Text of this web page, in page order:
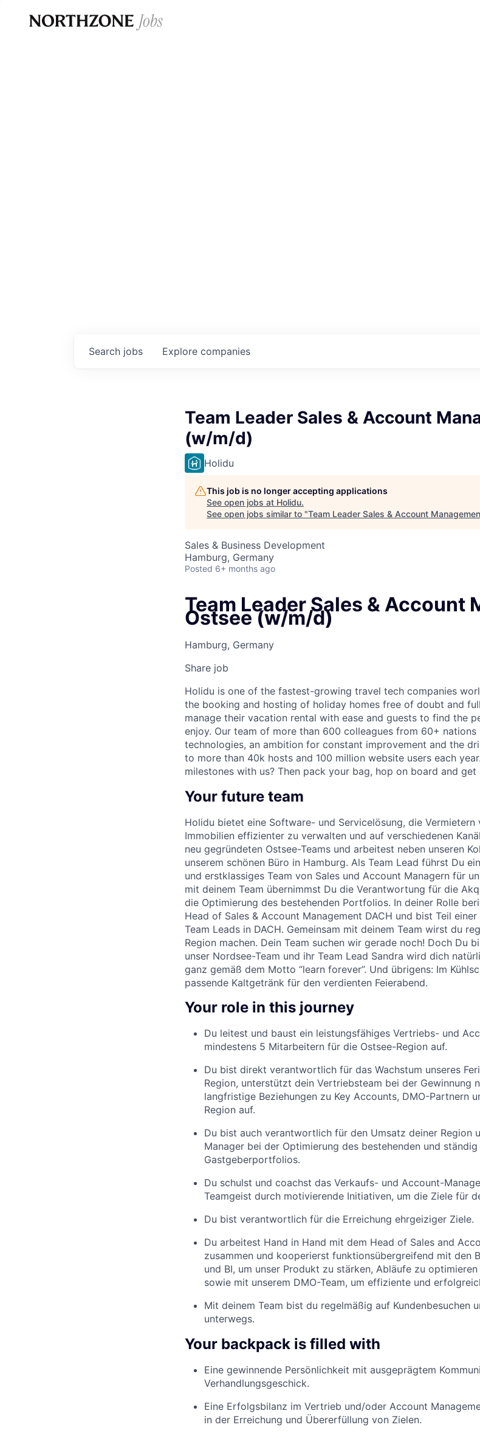
Search jobs Explore companies
Team Leader Sales & Account
(w/m/d)
Holidu
This job is no longer accepting applications
See open jobs at Holidu.
See open jobs similar to "Team Leader Sales & Account
Sales & Business Development
Hamburg, Germany
Posted 6+ months ago
Team Leader Sales & Account
Ostsee (w/m/d)
Hamburg, Germany
Share job
Holidu is one of the fastest-growing travel tech companies
the booking and hosting of holiday homes free of doubt and
manage their vacation rental with ease and guests to find the
enjoy. Our team of more than 600 colleagues from 60+
technologies, an ambition for constant improvement and the
to more than 40k hosts and 100 million website users each
milestones with us? Then pack your bag, hop on board and
Your future team
Holidu bietet eine Software- und Servicelösung, die
Immobilien effizienter zu verwalten und auf verschiedenen
neu gegründeten Ostsee-Teams und arbeitest neben unseren
unserem schönen Büro in Hamburg. Als Team Lead führst Du
und erstklassiges Team von Sales und Account Managern für
mit deinem Team übernimmst Du die Verantwortung für die
die Optimierung des bestehenden Portfolios. In deiner Rolle
Head of Sales & Account Management DACH und bist Teil
Team Leads in DACH. Gemeinsam mit deinem Team wirst du
Region machen. Dein Team suchen wir gerade noch! Doch Du
unser Nordsee-Team und ihr Team Lead Sandra wird dich
ganz gemäß dem Motto “learn forever”. Und übrigens: Im
passende Kaltgetränk für den verdienten Feierabend.
Your role in this journey
Du leitest und baust ein leistungsfähiges Vertriebs- und
mindestens 5 Mitarbeitern für die Ostsee-Region auf.
Du bist direkt verantwortlich für das Wachstum unseres
Region, unterstützt dein Vertriebsteam bei der Gewinnung
langfristige Beziehungen zu Key Accounts, DMO-Partnern
Region auf.
Du bist auch verantwortlich für den Umsatz deiner Region
Manager bei der Optimierung des bestehenden und
Gastgeberportfolios.
Du schulst und coachst das Verkaufs- und Account-
Teamgeist durch motivierende Initiativen, um die Ziele für
Du bist verantwortlich für die Erreichung ehrgeiziger Ziele.
Du arbeitest Hand in Hand mit dem Head of Sales and
zusammen und kooperierst funktionsübergreifend mit den
und BI, um unser Produkt zu stärken, Abläufe zu
sowie mit unserem DMO-Team, um effiziente und
Mit deinem Team bist du regelmäßig auf Kundenbesuchen
unterwegs.
Your backpack is filled with
Eine gewinnende Persönlichkeit mit ausgeprägtem
Verhandlungsgeschick.
Eine Erfolgsbilanz im Vertrieb und/oder Account
in der Erreichung und Übererfüllung von Zielen.